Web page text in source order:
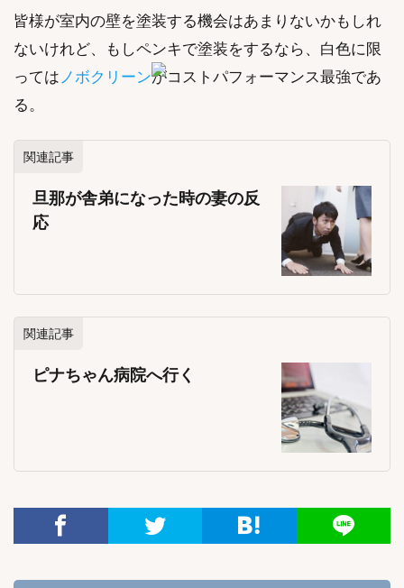
皆様が室内の壁を塗装する機会はあまりないかもしれ
ないけれど、もしペンキで塗装をするなら、白色に限
ってはノボクリーンがコストパフォーマンス最強であ
る。
関連記事
旦那が舎弟になった時の妻の反
応
関連記事
ピナちゃん病院へ行く